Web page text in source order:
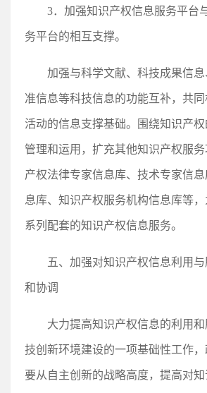
3．加强知识产权信息服务平台
务平台的相互支撑。
加强与科学文献、科技成果信
准信息等科技信息的功能互补，共
活动的信息支撑基础。围绕知识产权
管理和运用，扩充其他知识产权服
产权法律专家信息库、技术专家信
息库、知识产权服务机构信息库等
系列配套的知识产权信息服务。
五、加强对知识产权信息利用
和协调
大力提高知识产权信息的利用
技创新环境建设的一项基础性工作，
要从自主创新的战略高度，提高对